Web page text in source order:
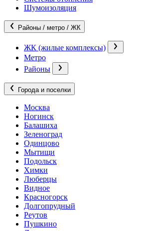
Шумоизоляция
Районы / метро / ЖК
ЖК (жилые комплексы)
Метро
Районы
Города и поселки
Москва
Ногинск
Балашиха
Зеленоград
Одинцово
Мытищи
Подольск
Химки
Люберцы
Видное
Красногорск
Долгопрудный
Реутов
Пушкино